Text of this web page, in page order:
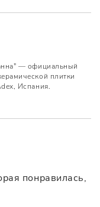
— официальный
плитки
Испания.
понравилась,